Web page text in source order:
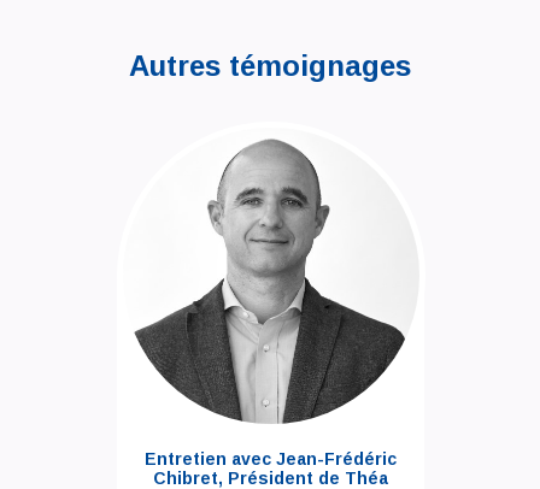
Autres témoignages
Entretien avec Jean-Frédéric
Chibret, Président de Théa